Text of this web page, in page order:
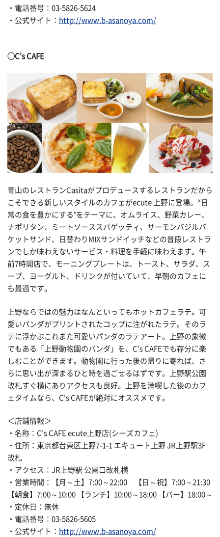
・電話番号：03-5826-5624
・公式サイト： http://www.b-asanoya.com/
◯C's CAFE
青山のレストランCasitaがプロデュースするレストランだから
こそできる新しいスタイルのカフェがecute 上野に登場。“日
常の食を豊かにする"をテーマに、オムライス、野菜カレー、
ナポリタン、ミートソーススパゲッティ、サーモンバジルバ
ケットサンド、日替わりMIXサンドイッチなどの普段レストラ
ンでしか味わえないサービス・料理を手軽に味わえます。午
前7時開店で、モーニングプレートは、トースト、サラダ、ス
ープ、ヨーグルト、ドリンクが付いていて、早朝のカフェに
も最適です。
上野ならではの魅力はなんといってもホットカフェラテ。可
愛いパンダがプリントされたコップに注がれたラテ。そのラ
テに浮かぶこれまた可愛いパンダのラテアート。上野の象徴
でもある「上野動物園のパンダ」を、C's CAFEでも存分に楽
しむことができます。動物園に行った後の帰りに寄れば、さ
らに思い出が深まるひと時を過ごせるはずです。上野駅公園
改札すぐ横にありアクセスも良好。上野を満喫した後のカフ
ェタイムなら、C's CAFEが絶対にオススメです。
＜店舗情報＞
・名称：C's CAFE ecute上野店(シーズカフェ)
・住所：東京都台東区上野7-1-1 エキュート上野 JR上野駅3F
改札
・アクセス：JR上野駅 公園口改札横
・営業時間：【月～土】7:00～22:00 【日～祝】7:00～21:30
【朝食】7:00～10:00 【ランチ】10:00～18:00 【バー】18:00～
・定休日：無休
・電話番号：03-5826-5605
・公式サイト： http://www.b-asanoya.com/